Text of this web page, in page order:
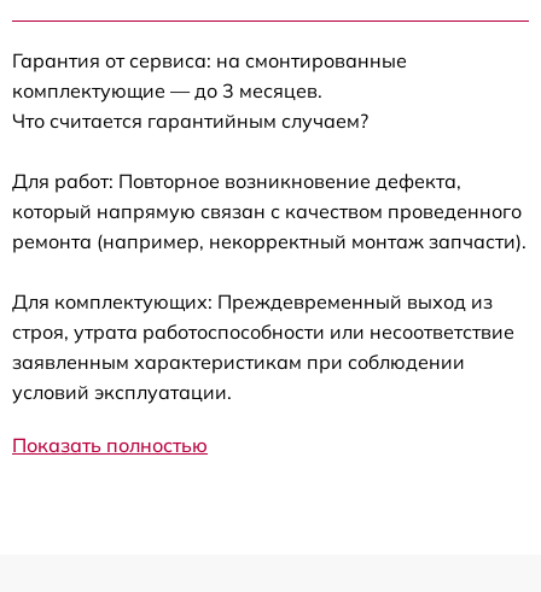
Гарантия от сервиса: на смонтированные
комплектующие — до 3 месяцев.
Что считается гарантийным случаем?
Для работ: Повторное возникновение дефекта,
который напрямую связан с качеством проведенного
ремонта (например, некорректный монтаж запчасти).
Для комплектующих: Преждевременный выход из
строя, утрата работоспособности или несоответствие
заявленным характеристикам при соблюдении
условий эксплуатации.
Показать полностью